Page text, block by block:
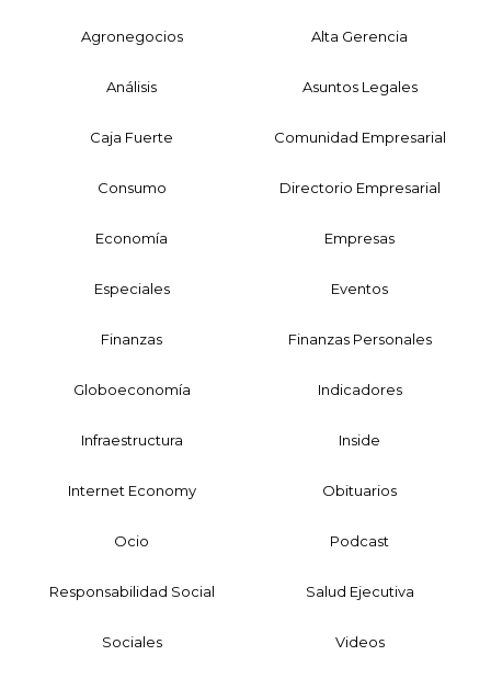
Agronegocios Alta Gerencia
Análisis Asuntos Legales
Caja Fuerte Comunidad Empresarial
Consumo Directorio Empresarial
Economía Empresas
Especiales Eventos
Finanzas Finanzas Personales
Globoeconomía Indicadores
Infraestructura Inside
Internet Economy Obituarios
Ocio Podcast
Responsabilidad Social Salud Ejecutiva
Sociales Videos